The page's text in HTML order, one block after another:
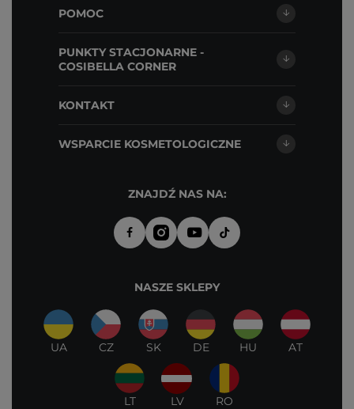
POMOC
PUNKTY STACJONARNE -
COSIBELLA CORNER
KONTAKT
WSPARCIE KOSMETOLOGICZNE
ZNAJDŹ NAS NA:
NASZE SKLEPY
UA CZ SK DE HU AT
LT LV RO